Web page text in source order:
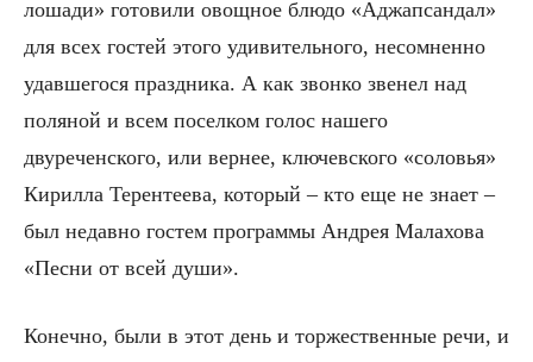
лошади» готовили овощное блюдо «Аджапсандал»
для всех гостей этого удивительного, несомненно
удавшегося праздника. А как звонко звенел над
поляной и всем поселком голос нашего
двуреченского, или вернее, ключевского «соловья»
Кирилла Терентеева, который – кто еще не знает –
был недавно гостем программы Андрея Малахова
«Песни от всей души».
Конечно, были в этот день и торжественные речи, и